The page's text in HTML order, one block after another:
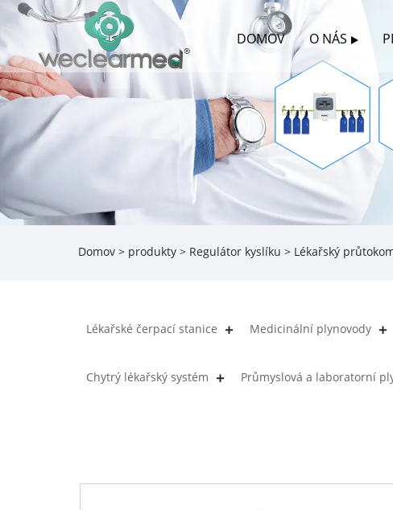
DOMOV O NÁS
Domov > produkty > Regulátor kyslíku > Lékařský
Lékařské čerpací stanice Medicinální plynovody
Chytrý lékařský systém Průmyslová a laboratorní